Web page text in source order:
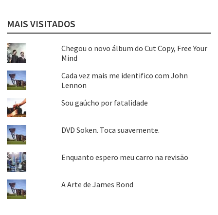
MAIS VISITADOS
Chegou o novo álbum do Cut Copy, Free Your
Mind
Cada vez mais me identifico com John
Lennon
Sou gaúcho por fatalidade
DVD Soken. Toca suavemente.
Enquanto espero meu carro na revisão
A Arte de James Bond